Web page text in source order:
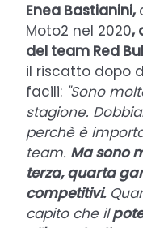
Enea Bastianini,
Moto2 nel 2020,
del team Red
il riscatto dopo
facili: "Sono
stagione.
perchè è
team. Ma sono
terza, quarta
competitivi.
capito che il